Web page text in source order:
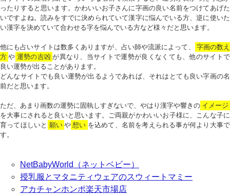
ったりすると思います。かわいいお子さんに字画の良い名前をつけてあげた
いですよね。読みをすでに決められていて漢字に悩んでいる方、逆に使いた
い漢字を決めていて合わせる字を悩んでいる方など様々だと思います。
他にも占いサイトは数多くありますが、占い師や流派によって、
字画の数え
方 や 運勢の吉凶 が異なり、当サイトで運勢が良くなくても、他のサイトで
良い運勢が出ることがあります。
どんなサイトでも良い運勢が出るようであれば、それはとても良い字画の名
前だと思います。
ただ、あまり画数の運勢に固執しすぎないで、やはり漢字や響きの イメージ
を大事にされると良いと思います。ご両親がかわいいお子様に、こんな子に
育ってほしいと 願い や 想い を込めて、名前を考えられる事が何より大事で
す。
NetBabyWorld（ネットベビー）
授乳服とマタニティウェアのスウィートマミー
アカチャンホンポ楽天市場店